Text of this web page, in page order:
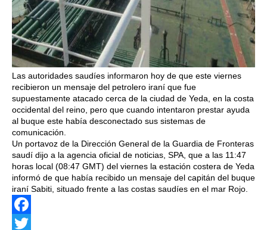
Las autoridades saudíes informaron hoy de que este viernes
recibieron un mensaje del petrolero iraní que fue
supuestamente atacado cerca de la ciudad de Yeda, en la costa
occidental del reino, pero que cuando intentaron prestar ayuda
al buque este había desconectado sus sistemas de
comunicación.
Un portavoz de la Dirección General de la Guardia de Fronteras
saudí dijo a la agencia oficial de noticias, SPA, que a las 11:47
horas local (08:47 GMT) del viernes la estación costera de Yeda
informó de que había recibido un mensaje del capitán del buque
iraní Sabiti, situado frente a las costas saudíes en el mar Rojo.
Facebook